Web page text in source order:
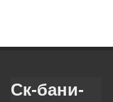
Ск-бани-